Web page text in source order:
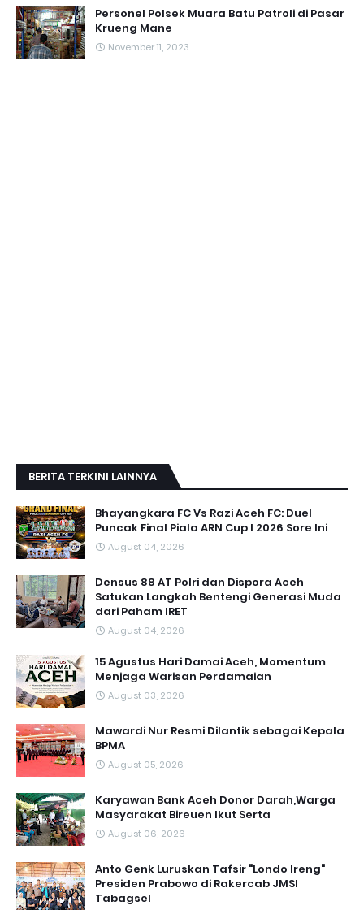
Personel Polsek Muara Batu Patroli di Pasar
Krueng Mane
November 11, 2023
BERITA TERKINI LAINNYA
Bhayangkara FC Vs Razi Aceh FC: Duel
Puncak Final Piala ARN Cup I 2026 Sore Ini
August 04, 2026
Densus 88 AT Polri dan Dispora Aceh
Satukan Langkah Bentengi Generasi Muda
dari Paham IRET
August 04, 2026
15 Agustus Hari Damai Aceh, Momentum
Menjaga Warisan Perdamaian
August 03, 2026
Mawardi Nur Resmi Dilantik sebagai Kepala
BPMA
August 05, 2026
Karyawan Bank Aceh Donor Darah,Warga
Masyarakat Bireuen Ikut Serta
August 06, 2026
Anto Genk Luruskan Tafsir "Londo Ireng"
Presiden Prabowo di Rakercab JMSI
Tabagsel